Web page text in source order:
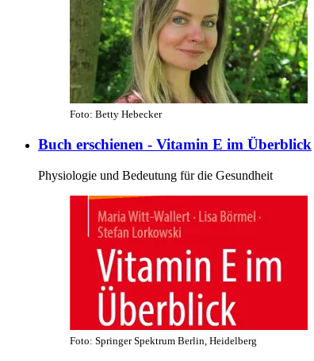
Foto: Betty Hebecker
Buch erschienen - Vitamin E im Überblick
Physiologie und Bedeutung für die Gesundheit
Foto: Springer Spektrum Berlin, Heidelberg